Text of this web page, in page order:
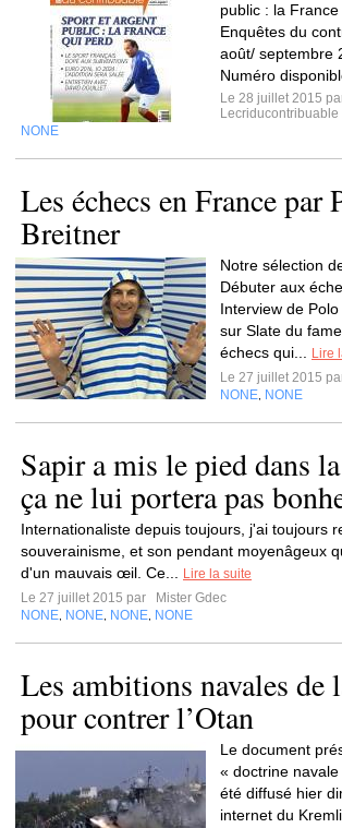
public : la
Enquêtes du
août/ septembre
Numéro
Le 28 juillet 2015
Lecriducontribuable
NONE
Les échecs en France par
Breitner
Notre sélection
Débuter aux
Interview de
sur Slate du
échecs qui...
Lire
Le 27 juillet 2015
NONE NONE
Sapir a mis le pied dans
ça ne lui portera pas
Internationaliste depuis toujours, j'ai toujours
souverainisme, et son pendant moyenâgeux
d'un mauvais œil. Ce...
Lire la suite
Le 27 juillet 2015 par
Mister Gdec
NONE NONE NONE NONE
Les ambitions navales de
pour contrer l’Otan
Le document
« doctrine
été diffusé hier
internet du